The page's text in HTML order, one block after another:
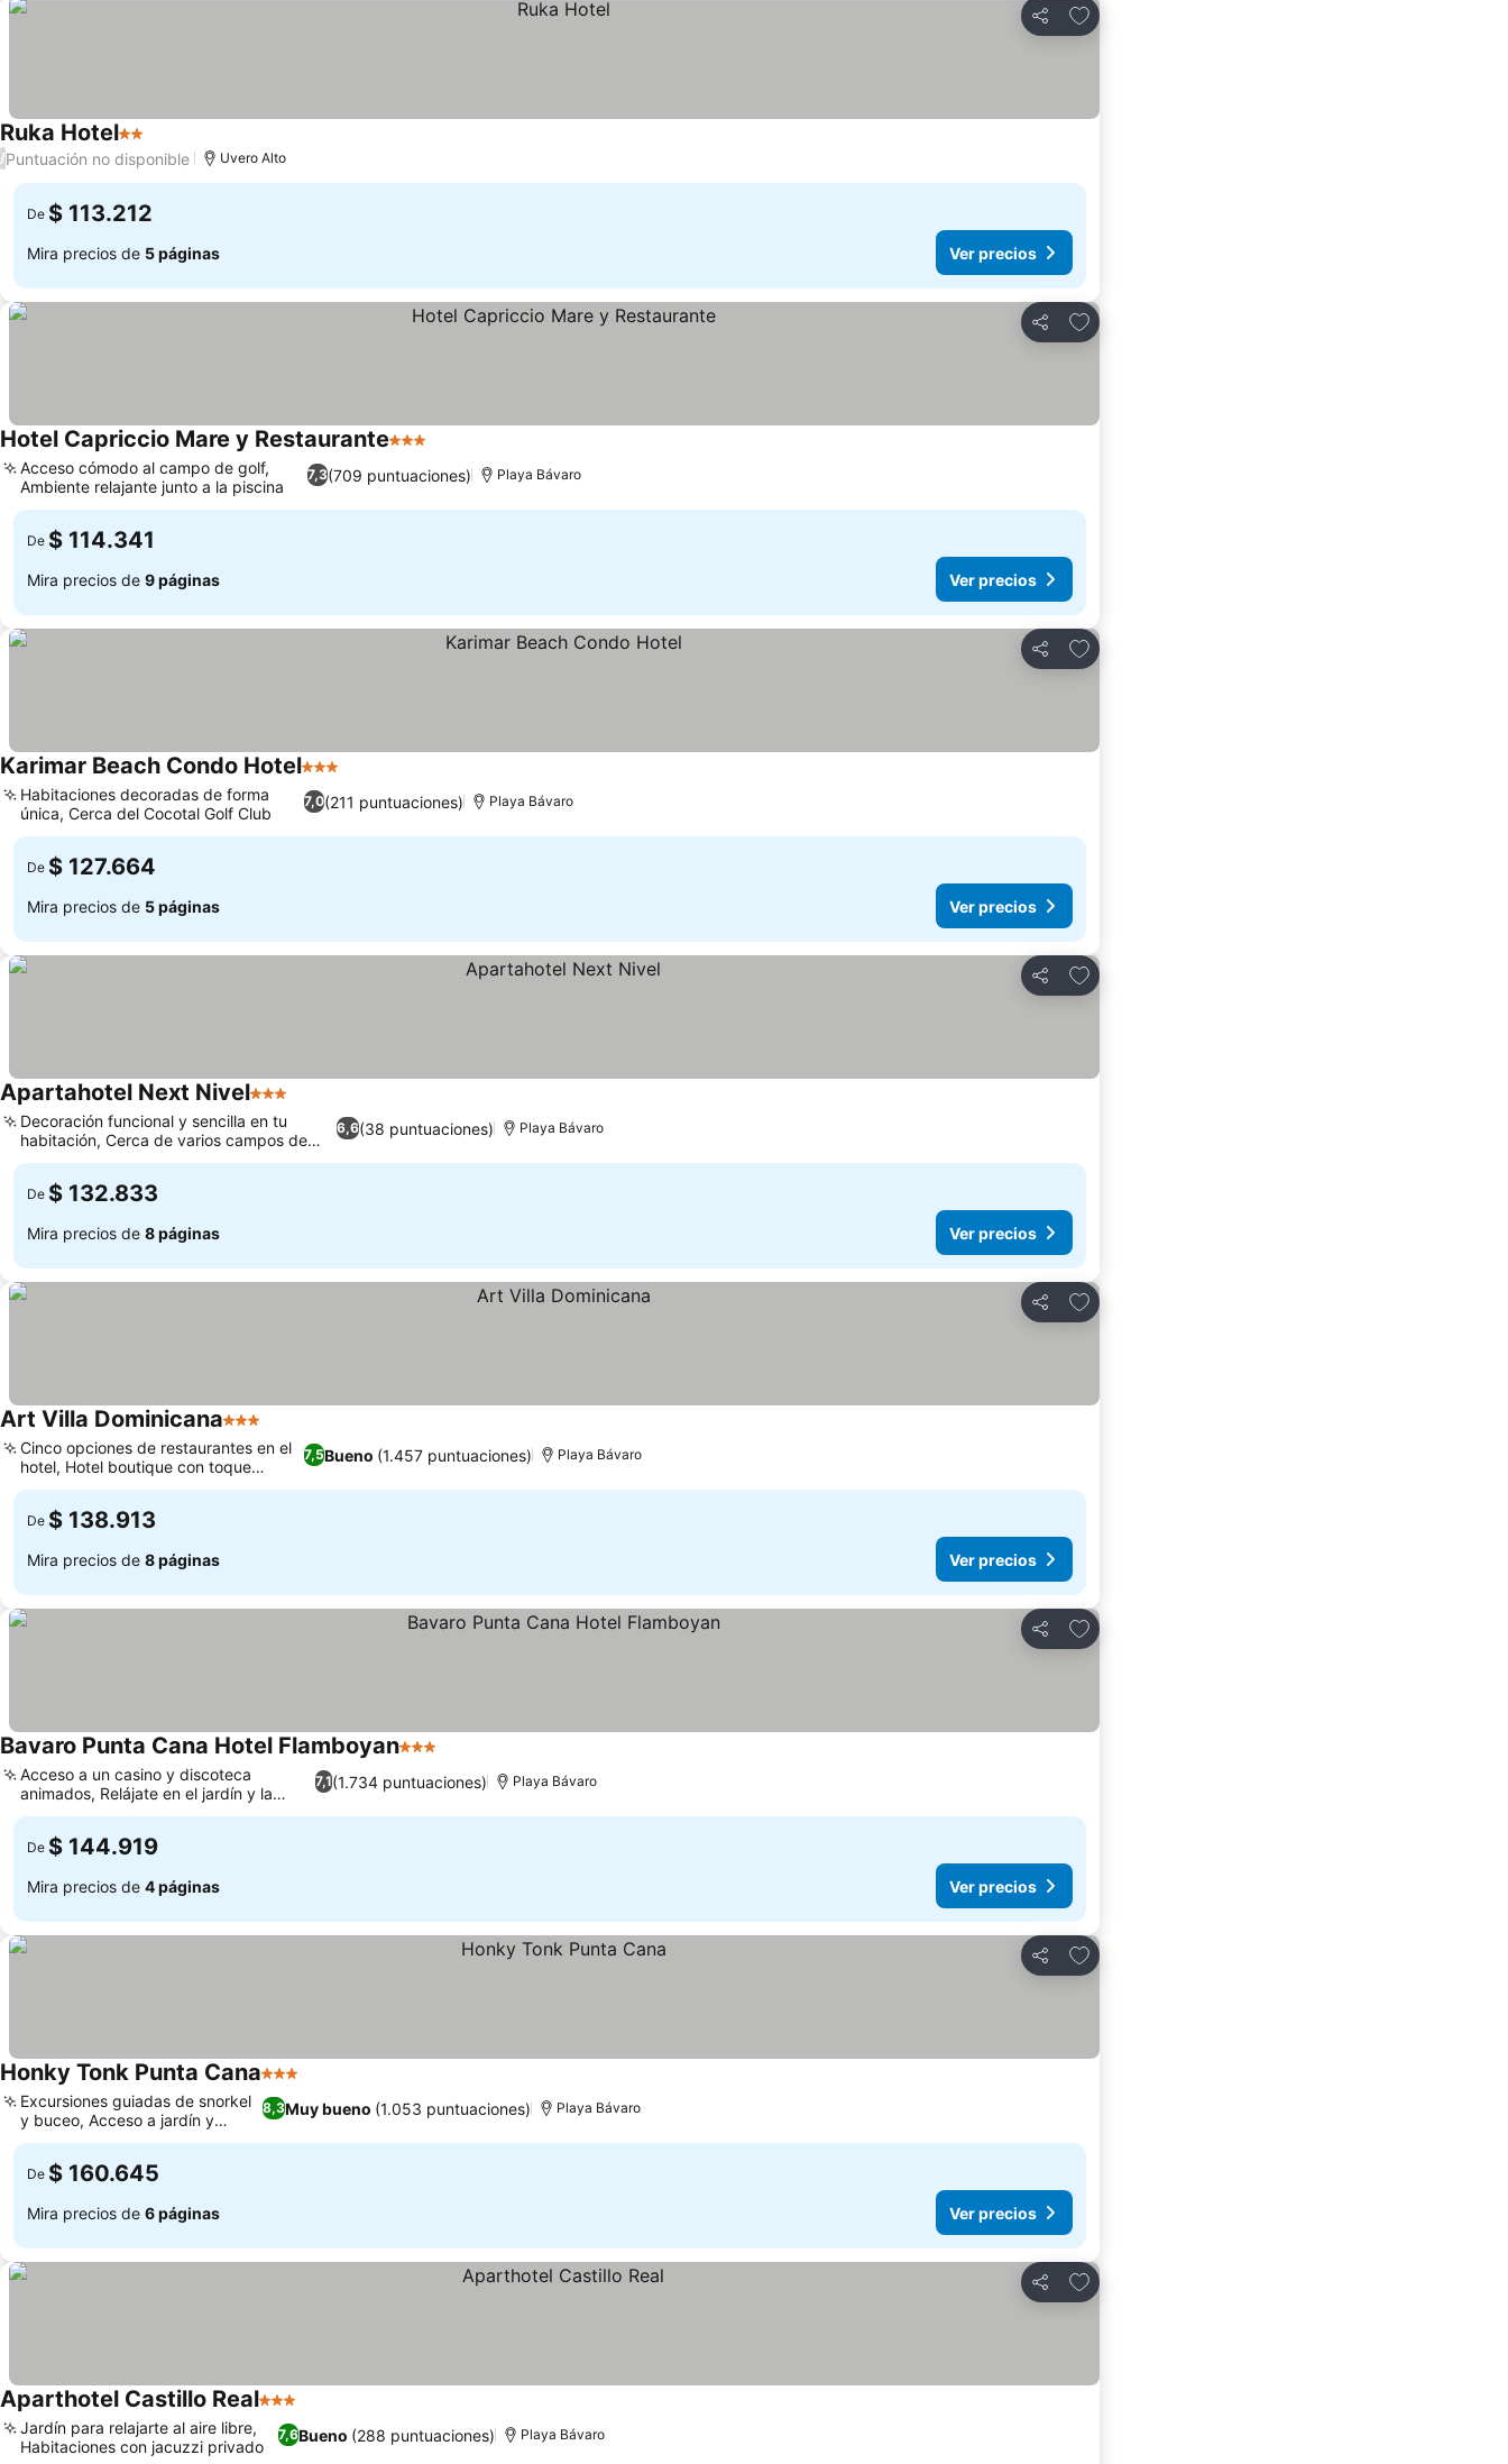
Compartir
Agregar a favoritos
Ruka Hotel2 Estrellas
/Puntuación no disponible Uvero Alto
De $ 113.212
Mira precios de 5 páginas Ver precios
Compartir
Agregar a favoritos
Hotel Capriccio Mare y Restaurante3 Estrellas
7,3(709 puntuaciones)
Acceso cómodo al campo de golf,
Ambiente relajante junto a la piscina
Playa Bávaro
De $ 114.341
Mira precios de 9 páginas Ver precios
Compartir
Agregar a favoritos
Karimar Beach Condo Hotel3 Estrellas
7,0(211 puntuaciones)
Habitaciones decoradas de forma
única, Cerca del Cocotal Golf Club
Playa Bávaro
De $ 127.664
Mira precios de 5 páginas Ver precios
Compartir
Agregar a favoritos
Apartahotel Next Nivel3 Estrellas
6,6(38 puntuaciones)
Decoración funcional y sencilla en tu
habitación, Cerca de varios campos de
golf
Playa Bávaro
De $ 132.833
Mira precios de 8 páginas Ver precios
Compartir
Agregar a favoritos
Art Villa Dominicana3 Estrellas
7,5Bueno (1.457 puntuaciones)
Cinco opciones de restaurantes en el
hotel, Hotel boutique con toque
artístico
Playa Bávaro
De $ 138.913
Mira precios de 8 páginas Ver precios
Compartir
Agregar a favoritos
Bavaro Punta Cana Hotel Flamboyan3 Estrellas
7,1(1.734 puntuaciones)
Acceso a un casino y discoteca
animados, Relájate en el jardín y la
terraza
Playa Bávaro
De $ 144.919
Mira precios de 4 páginas Ver precios
Compartir
Agregar a favoritos
Honky Tonk Punta Cana3 Estrellas
8,3Muy bueno (1.053 puntuaciones)
Excursiones guiadas de snorkel
y buceo, Acceso a jardín y
terraza
Playa Bávaro
De $ 160.645
Mira precios de 6 páginas Ver precios
Compartir
Agregar a favoritos
Aparthotel Castillo Real3 Estrellas
7,6Bueno (288 puntuaciones)
Jardín para relajarte al aire libre,
Habitaciones con jacuzzi privado
Playa Bávaro